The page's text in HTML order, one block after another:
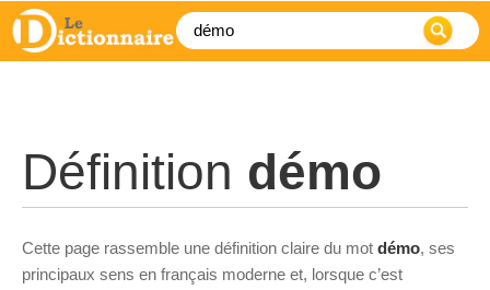
Définition démo
Cette page rassemble une définition claire du mot démo, ses
principaux sens en français moderne et, lorsque c’est